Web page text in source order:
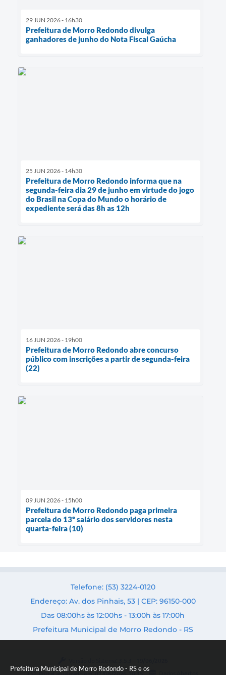
Prefeitura Municipal de Morro Redondo - RS e os
29 JUN 2026 - 16h30
Prefeitura de Morro Redondo divulga
ganhadores de junho do Nota Fiscal Gaúcha
25 JUN 2026 - 14h30
Prefeitura de Morro Redondo informa que na
segunda-feira dia 29 de junho em virtude do jogo
do Brasil na Copa do Mundo o horário de
expediente será das 8h as 12h
16 JUN 2026 - 19h00
Prefeitura de Morro Redondo abre concurso
público com inscrições a partir de segunda-feira
(22)
09 JUN 2026 - 15h00
Prefeitura de Morro Redondo paga primeira
parcela do 13º salário dos servidores nesta
quarta-feira (10)
Telefone: (53) 3224-0120
Endereço: Av. dos Pinhais, 53 | CEP: 96150-000
Das 08:00hs às 12:00hs - 13:00h às 17:00h
Prefeitura Municipal de Morro Redondo - RS
Portal atualizado em: